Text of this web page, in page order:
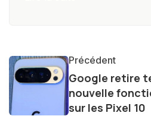
et bien d'autres gadgets
d'une curiosité insatiable,
dernières tendances et
avec enthousiasme mes
Précédent
Google retire
nouvelle
sur les Pixel 10